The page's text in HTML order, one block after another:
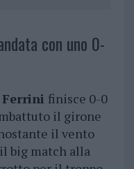
con uno 0-
Ferrini finisce 0-0
il girone
il vento
big match alla